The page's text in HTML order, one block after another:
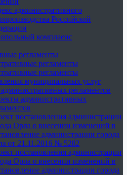
административного
Российской
комплаенс
регламенты
регламенты
регламенты
муниципальных услуг
регламентов
административных
постановления администрации
Орла о внесении изменений в
администрации города
от 21.11.2016 № 5282
постановления администрации
Орла о внесении изменений в
администрации города